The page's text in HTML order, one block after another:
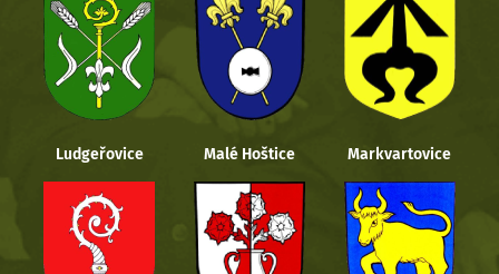
Ludgeřovice Malé Hoštice Markvartovice